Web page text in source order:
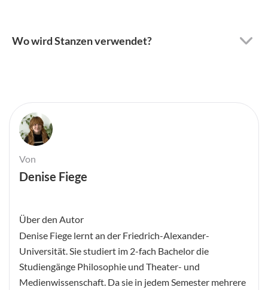
Wo wird Stanzen verwendet?
Von
Denise Fiege
Über den Autor
Denise Fiege lernt an der Friedrich-Alexander-
Universität. Sie studiert im 2-fach Bachelor die
Studiengänge Philosophie und Theater- und
Medienwissenschaft. Da sie in jedem Semester mehrere